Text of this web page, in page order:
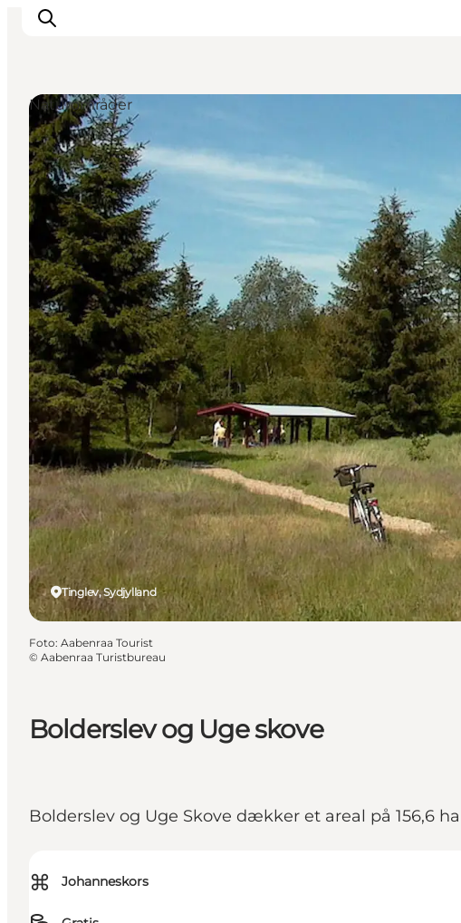
Oplevelser
Byer & Steder
Det sker
Overnatning
Planlæg din ferie
Booking
Bolderslev og Uge skove
Bolderslev og Uge Skove dækker et areal på 156,6
⌘ Johanneskors
Tinglev, Sydjylland
Naturområder
Foto: Aabenraa Tourist
© Aabenraa Turistbureau